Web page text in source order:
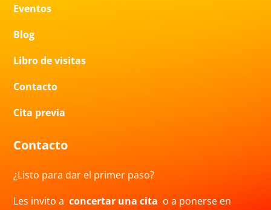
Eventos
Blog
Libro de visitas
Contacto
Cita previa
Contacto
¿Listo para dar el primer paso?
Les invito aconcertar una cita o a ponerse en